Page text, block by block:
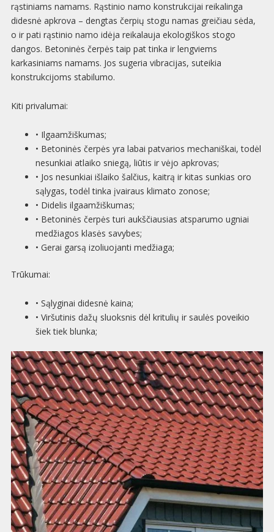
rąstiniams namams. Rąstinio namo konstrukcijai reikalinga
didesnė apkrova – dengtas čerpių stogu namas greičiau sėda,
o ir pati rąstinio namo idėja reikalauja ekologiškos stogo
dangos. Betoninės čerpės taip pat tinka ir lengviems
karkasiniams namams. Jos sugeria vibracijas, suteikia
konstrukcijoms stabilumo.
Kiti privalumai:
• Ilgaamžiškumas;
• Betoninės čerpės yra labai patvarios mechaniškai, todėl
nesunkiai atlaiko sniegą, liūtis ir vėjo apkrovas;
• Jos nesunkiai išlaiko šalčius, kaitrą ir kitas sunkias oro
sąlygas, todėl tinka įvairaus klimato zonose;
• Didelis ilgaamžiškumas;
• Betoninės čerpės turi aukščiausias atsparumo ugniai
medžiagos klasės savybes;
• Gerai garsą izoliuojanti medžiaga;
Trūkumai:
• Sąlyginai didesnė kaina;
• Viršutinis dažų sluoksnis dėl kritulių ir saulės poveikio
šiek tiek blunka;